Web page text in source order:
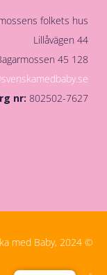
folkets hus
Lillåvägen 44
128 45 Bagarmossen
nr:802502-7627
© Svenska med Baby, 2024